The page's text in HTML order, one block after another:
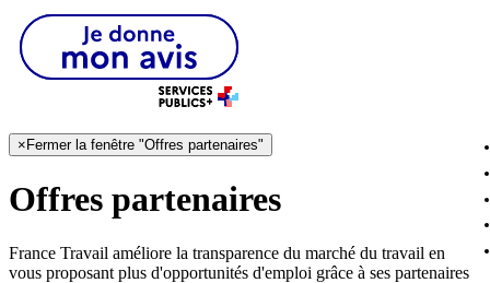
× Fermer la fenêtre "Offres partenaires"
Offres partenaires
France Travail améliore la transparence du marché du travail en
vous proposant plus d'opportunités d'emploi grâce à ses partenaires